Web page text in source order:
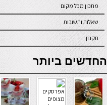
מתכון מכל מקום
שאלות ותשובות
תקנון
online casino
החדשים ביותר